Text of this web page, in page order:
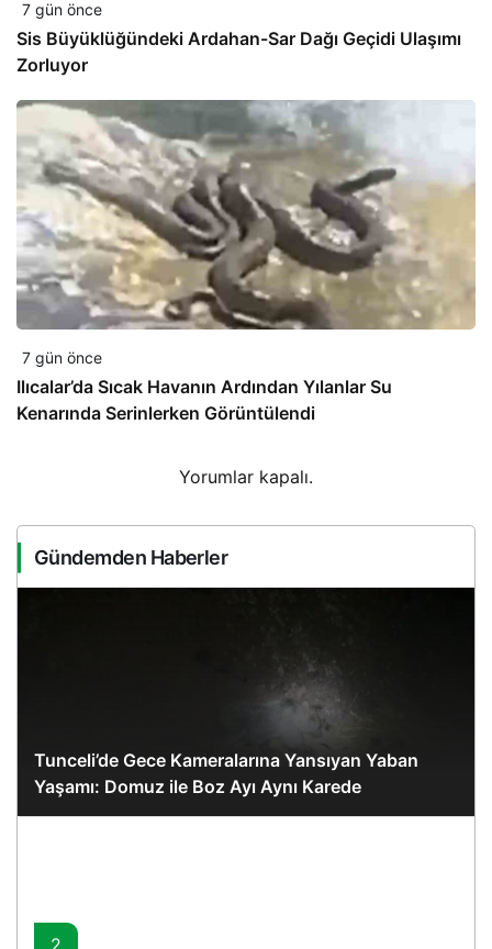
7 gün önce
Sis Büyüklüğündeki Ardahan-Sar Dağı Geçidi Ulaşımı
Zorluyor
7 gün önce
Ilıcalar’da Sıcak Havanın Ardından Yılanlar Su
Kenarında Serinlerken Görüntülendi
Yorumlar kapalı.
Gündemden Haberler
Tunceli’de Gece Kameralarına Yansıyan Yaban
Yaşamı: Domuz ile Boz Ayı Aynı Karede